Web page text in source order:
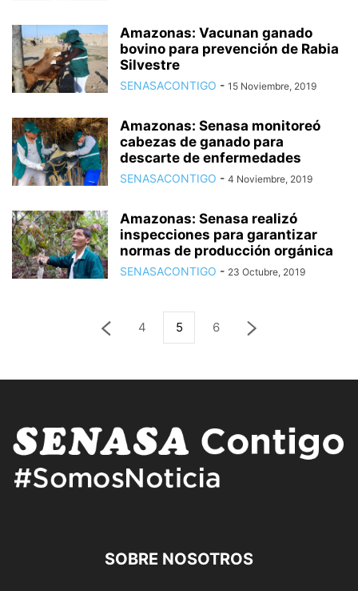
Amazonas: Vacunan ganado
bovino para prevención de Rabia
Silvestre
SENASACONTIGO - 15 Noviembre, 2019
Amazonas: Senasa monitoreó
cabezas de ganado para
descarte de enfermedades
SENASACONTIGO - 4 Noviembre, 2019
Amazonas: Senasa realizó
inspecciones para garantizar
normas de producción orgánica
SENASACONTIGO - 23 Octubre, 2019
4 5 6
SOBRE NOSOTROS